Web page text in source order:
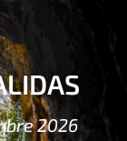
2026